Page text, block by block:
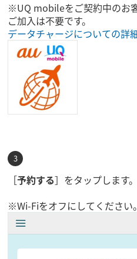
※UQ mobileをご契約中のお
ご加入は不要です。
データチャージについての詳
［予約する］をタップします。
※Wi-Fiをオフにしてください。